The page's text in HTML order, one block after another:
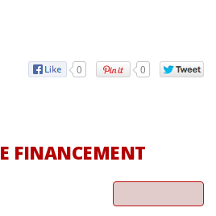
0 0
FINANCEMENT